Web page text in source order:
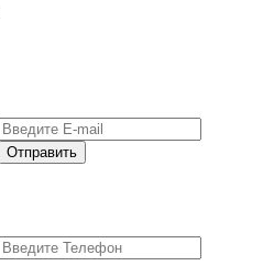
Отправить